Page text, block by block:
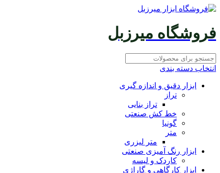
فروشگاه میرزبل
انتخاب دسته بندی
ابزار دقیق و اندازه گیری
تراز
تراز بنایی
خط کش صنعتی
گونیا
متر
متر لیزری
ابزار رنگ آمیزی صنعتی
کاردک و لیسه
ابزار کارگاهی و گاراژی